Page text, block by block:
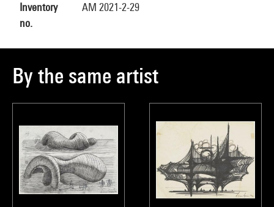
Inventory
no.
AM 2021-2-29
By the same artist